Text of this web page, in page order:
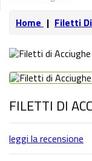
Home Filetti
FILETTI DI
leggi la recensione